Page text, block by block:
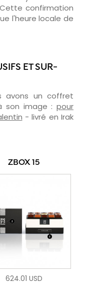
confirmation
l'heure locale de
ET SUR-
avons un coffret
son image : pour
- livré en Irak
ZBOX 15
624.01 USD